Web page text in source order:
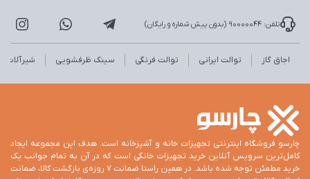
تلفن: 90000044 (بدون پیش شماره و رایگان)
اجاق گاز توالت ایرانی توالت فرنگی سینک ظرفشویی شیرآلات
چارسو فروشگاه اینترنتی تجهیزات خانه و آشپزخانه است. هدف این مجموعه ایجاد
کامل‌ترین سرویس آنلاین خرید تجهیزات خانگی است که در آن به تمام جوانب یک
خرید مطمئن توجه شده باشد. در همین راستا ضمانت 7 روزه‌ی بازگشت کالا، ضمانت